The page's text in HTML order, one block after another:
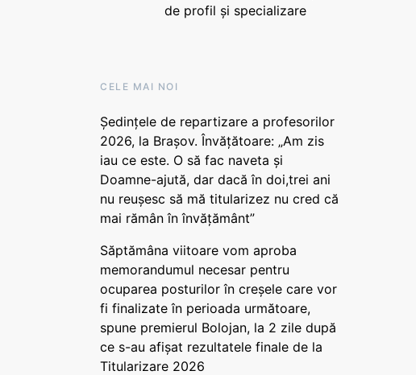
de profil și specializare
CELE MAI NOI
Ședințele de repartizare a profesorilor
2026, la Brașov. Învățătoare: „Am zis
iau ce este. O să fac naveta și
Doamne-ajută, dar dacă în doi,trei ani
nu reușesc să mă titularizez nu cred că
mai rămân în învățământ”
Săptămâna viitoare vom aproba
memorandumul necesar pentru
ocuparea posturilor în creșele care vor
fi finalizate în perioada următoare,
spune premierul Bolojan, la 2 zile după
ce s-au afișat rezultatele finale de la
Titularizare 2026